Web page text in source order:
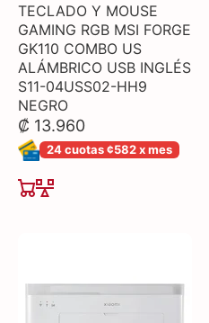
TECLADO Y MOUSE
GAMING RGB MSI FORGE
GK110 COMBO US
ALÁMBRICO USB INGLÉS
S11-04USS02-HH9
NEGRO
₡ 13.960
24 cuotas ¢582 x mes